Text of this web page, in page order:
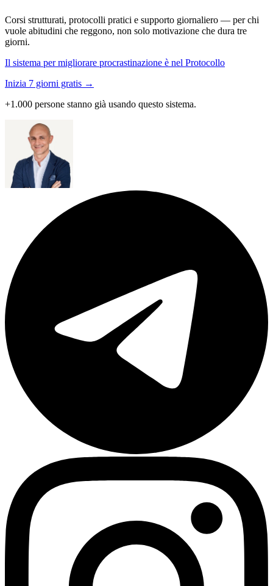
Corsi strutturati, protocolli pratici e supporto giornaliero — per chi
vuole abitudini che reggono, non solo motivazione che dura tre
giorni.
Il sistema per migliorare procrastinazione è nel Protocollo
Inizia 7 giorni gratis →
+1.000 persone stanno già usando questo sistema.